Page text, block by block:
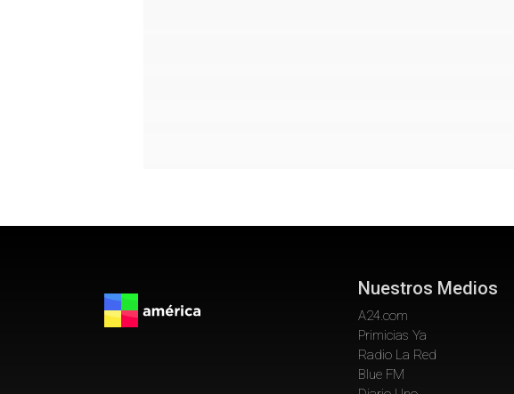
Nuestros Medios
A24.com
Primicias Ya
Radio La Red
Blue FM